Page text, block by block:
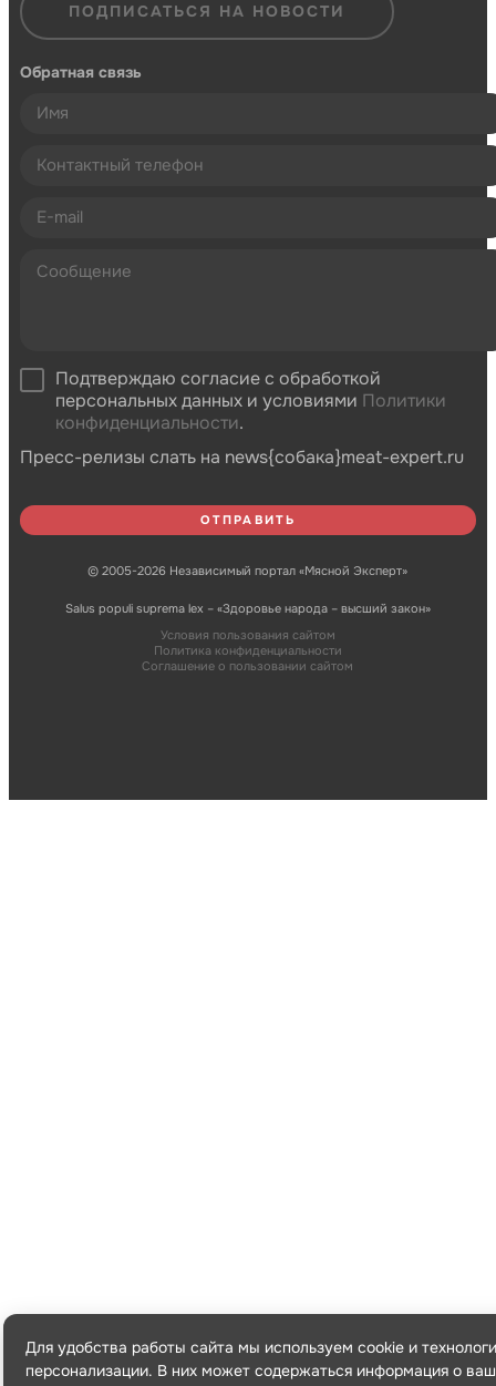
ПОДПИСАТЬСЯ НА НОВОСТИ
Обратная связь
Подтверждаю согласие с обработкой
персональных данных и условиями Политики
конфиденциальности.
Пресс-релизы слать на news{собака}meat-expert.ru
© 2005-2026 Независимый портал «Мясной Эксперт»
Salus populi suprema lex – «Здоровье народа – высший закон»
Условия пользования сайтом
Политика конфиденциальности
Соглашение о пользовании сайтом
Для удобства работы сайта мы используем cookie и
персонализации. В них может содержаться информация о